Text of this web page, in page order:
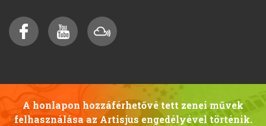
A honlapon hozzáférhetővé tett zenei művek
felhasználása az Artisjus engedélyével történik.